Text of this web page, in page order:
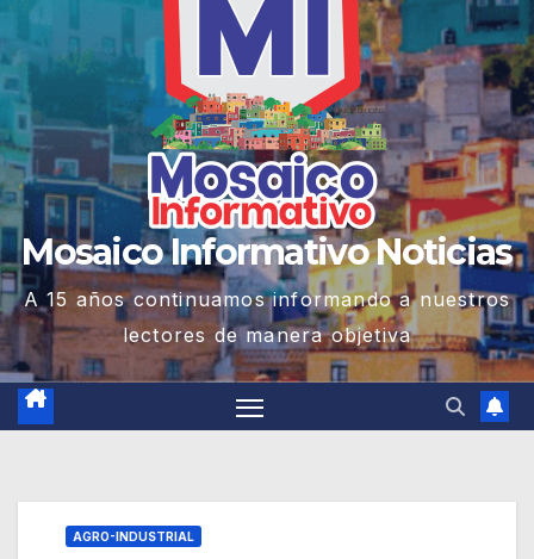
Mosaico Informativo Noticias
A 15 años continuamos informando a nuestros
lectores de manera objetiva
AGRO-INDUSTRIAL